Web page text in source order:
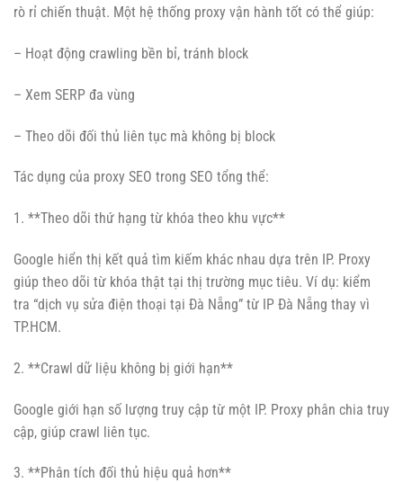
rò rỉ chiến thuật. Một hệ thống proxy vận hành tốt có thể giúp:
– Hoạt động crawling bền bỉ, tránh block
– Xem SERP đa vùng
– Theo dõi đối thủ liên tục mà không bị block
Tác dụng của proxy SEO trong SEO tổng thể:
1. **Theo dõi thứ hạng từ khóa theo khu vực**
Google hiển thị kết quả tìm kiếm khác nhau dựa trên IP. Proxy
giúp theo dõi từ khóa thật tại thị trường mục tiêu. Ví dụ: kiểm
tra “dịch vụ sửa điện thoại tại Đà Nẵng” từ IP Đà Nẵng thay vì
TP.HCM.
2. **Crawl dữ liệu không bị giới hạn**
Google giới hạn số lượng truy cập từ một IP. Proxy phân chia truy
cập, giúp crawl liên tục.
3. **Phân tích đối thủ hiệu quả hơn**